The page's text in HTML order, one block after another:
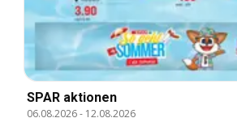
SPAR aktionen
06.08.2026- 12.08.2026